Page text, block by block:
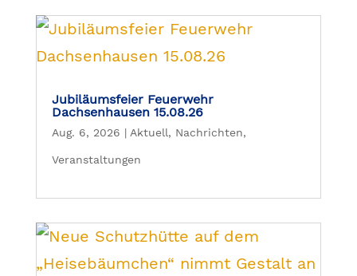
Jubiläumsfeier Feuerwehr
Dachsenhausen 15.08.26
Aug. 6, 2026 | Aktuell, Nachrichten,
Veranstaltungen